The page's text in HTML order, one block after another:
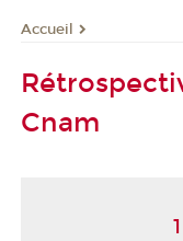
Accueil
Cnam